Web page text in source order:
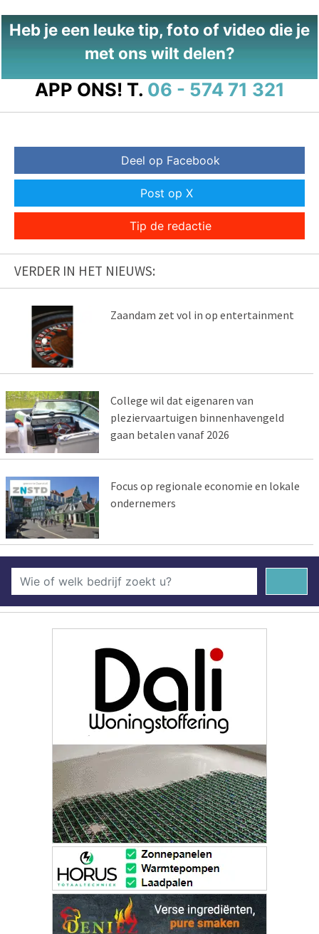
Heb je een leuke tip, foto of video die je
met ons wilt delen?
APP ONS! T. 06 - 574 71 321
Deel op Facebook
Post op X
Tip de redactie
VERDER IN HET NIEUWS:
Zaandam zet vol in op entertainment
College wil dat eigenaren van
pleziervaartuigen binnenhavengeld
gaan betalen vanaf 2026
Focus op regionale economie en lokale
ondernemers